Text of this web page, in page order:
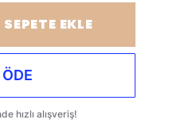
SEPETE EKLE